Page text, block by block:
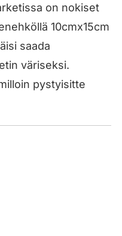
on nokiset
10cmx15cm
saada
väriseksi.
pystyisitte